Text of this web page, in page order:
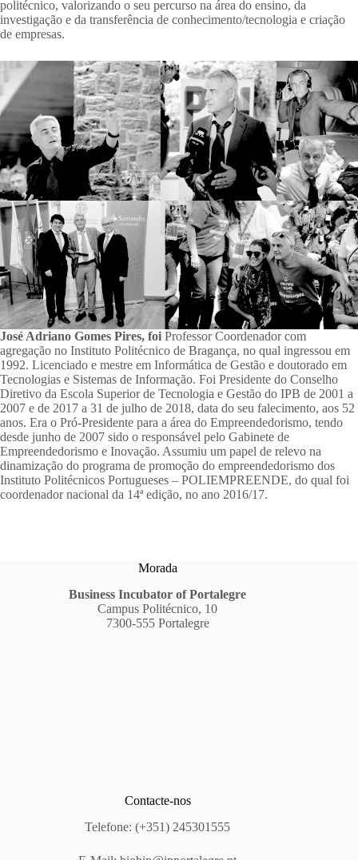
politécnico, valorizando o seu percurso na área do ensino, da
investigação e da transferência de conhecimento/tecnologia e criação
de empresas.
José Adriano Gomes Pires, foi Professor Coordenador com
agregação no Instituto Politécnico de Bragança, no qual ingressou em
1992. Licenciado e mestre em Informática de Gestão e doutorado em
Tecnologias e Sistemas de Informação. Foi Presidente do Conselho
Diretivo da Escola Superior de Tecnologia e Gestão do IPB de 2001 a
2007 e de 2017 a 31 de julho de 2018, data do seu falecimento, aos 52
anos. Era o Pró-Presidente para a área do Empreendedorismo, tendo
desde junho de 2007 sido o responsável pelo Gabinete de
Empreendedorismo e Inovação. Assumiu um papel de relevo na
dinamização do programa de promoção do empreendedorismo dos
Instituto Politécnicos Portugueses – POLIEMPREENDE, do qual foi
coordenador nacional da 14ª edição, no ano 2016/17.
Morada
Business Incubator of Portalegre
Campus Politécnico, 10
7300-555 Portalegre
Contacte-nos
Telefone: (+351) 245301555